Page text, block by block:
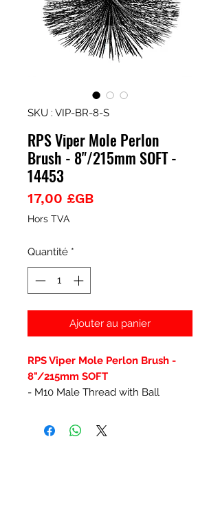
SKU : VIP-BR-8-S
RPS Viper Mole Perlon
Brush - 8"/215mm SOFT -
14453
17,00 £GBPrix
Hors TVA
Quantité *
Ajouter au panier
RPS Viper Mole Perlon Brush -
8"/215mm SOFT
- M10 Male Thread with Ball